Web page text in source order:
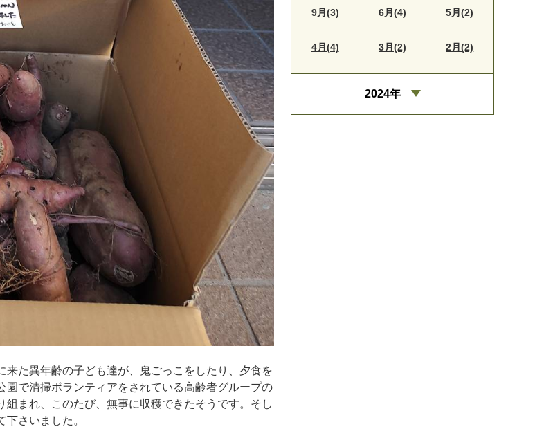
た異年齢の子ども達が、鬼ごっこをしたり、夕食を
で清掃ボランティアをされている高齢者グループの
まれ、このたび、無事に収穫できたそうです。そし
さいました。
9月(3) 6月(4) 5月(2)
4月(4) 3月(2) 2月(2)
2024年